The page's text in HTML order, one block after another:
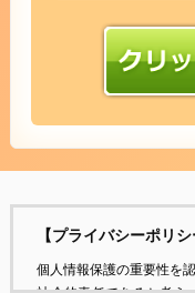
【プライバシーポリシ
個人情報保護の重要性を